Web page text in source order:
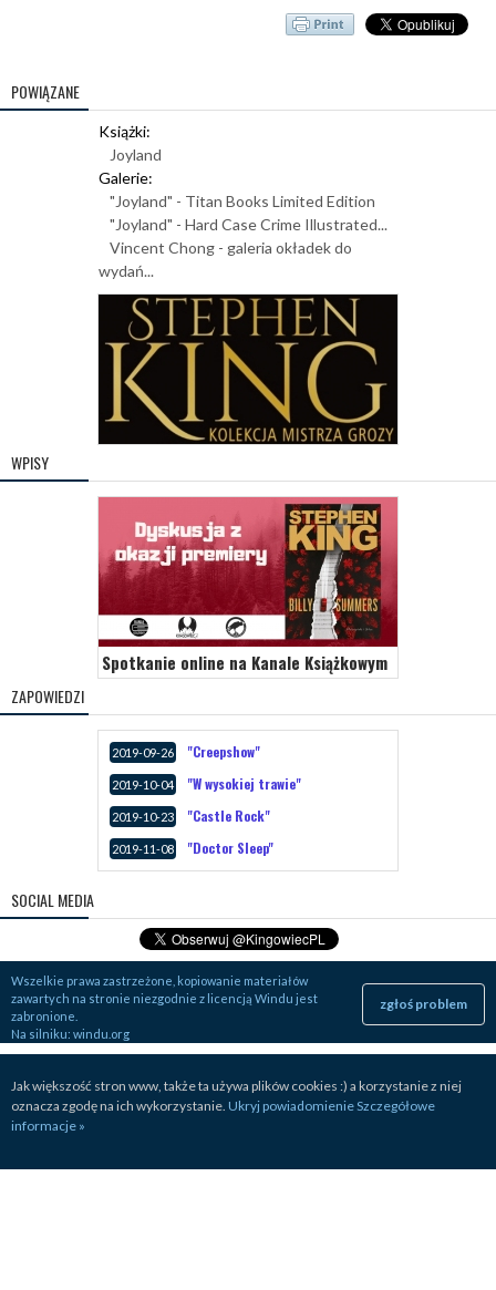
POWIĄZANE
Książki:
Joyland
Galerie:
"Joyland" - Titan Books Limited Edition
"Joyland" - Hard Case Crime Illustrated...
Vincent Chong - galeria okładek do
wydań...
WPISY
Spotkanie online na Kanale Książkowym
ZAPOWIEDZI
2019-09-26 "Creepshow"
2019-10-04 "W wysokiej trawie"
2019-10-23 "Castle Rock"
2019-11-08 "Doctor Sleep"
SOCIAL MEDIA
zgłoś problem
Wszelkie prawa zastrzeżone, kopiowanie materiałów
zawartych na stronie niezgodnie z licencją Windu jest
zabronione.
Na silniku: windu.org
Jak większość stron www, także ta używa plików cookies :) a korzystanie z niej
oznacza zgodę na ich wykorzystanie. Ukryj powiadomienieSzczegółowe
informacje »